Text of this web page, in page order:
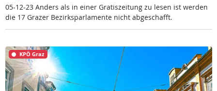
05-12-23 An­ders als in ei­ner Gra­tis­zei­tung zu le­sen ist wer­den
die 17 Gra­zer Be­zirk­s­par­la­men­te nicht ab­ge­schafft.
KPÖ Graz